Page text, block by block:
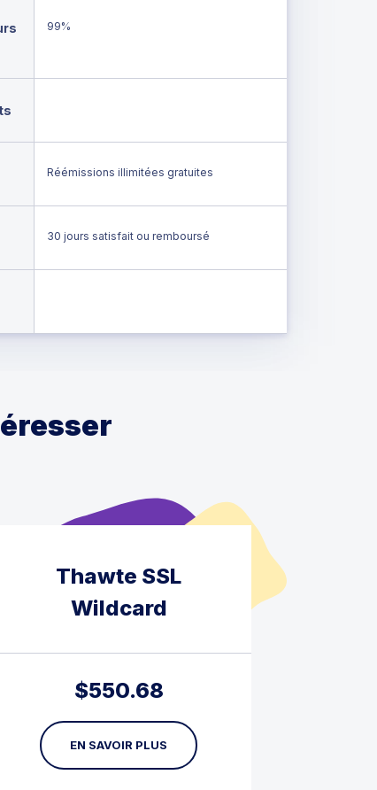
99%
Réémissions illimitées gratuites
30 jours satisfait ou remboursé
Thawte SSL
Wildcard
$550.68
EN SAVOIR PLUS